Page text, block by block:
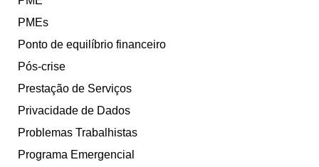
PMEs
Ponto de equilíbrio financeiro
Pós-crise
Prestação de Serviços
Privacidade de Dados
Problemas Trabalhistas
Programa Emergencial